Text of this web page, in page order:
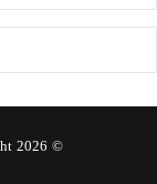
© Copyright 2026